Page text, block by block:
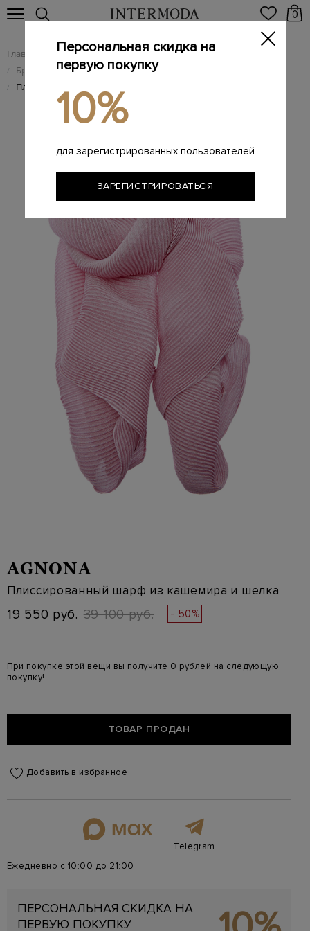
0
Главная Женщинам / Брендовые женские аксессуары
/ Брендовые женские шарфы
/ Плиссированный шарф из кашемира и шелка
AGNONA
Плиссированный шарф из кашемира и шелка
19 550 руб. 39 100 руб. - 50%
При покупке этой вещи вы получите 0 рублей на следующую
покупку!
ТОВАР ПРОДАН
Добавить в избранное
Telegram
Ежедневно с 10:00 до 21:00
ПЕРСОНАЛЬНАЯ СКИДКА НА
ПЕРВУЮ ПОКУПКУ
Персональная скидка на
первую покупку
10%
для зарегистрированных пользователей
ЗАРЕГИСТРИРОВАТЬСЯ